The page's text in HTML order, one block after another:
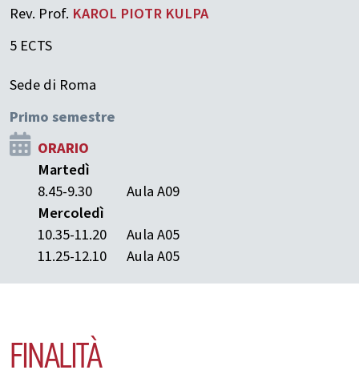
Rev. Prof. KAROL PIOTR KULPA
5 ECTS
Sede di Roma
Primo semestre
ORARIO
Martedì
8.45-9.30
Aula A09
Mercoledì
10.35-11.20
Aula A05
11.25-12.10
Aula A05
FINALITÀ